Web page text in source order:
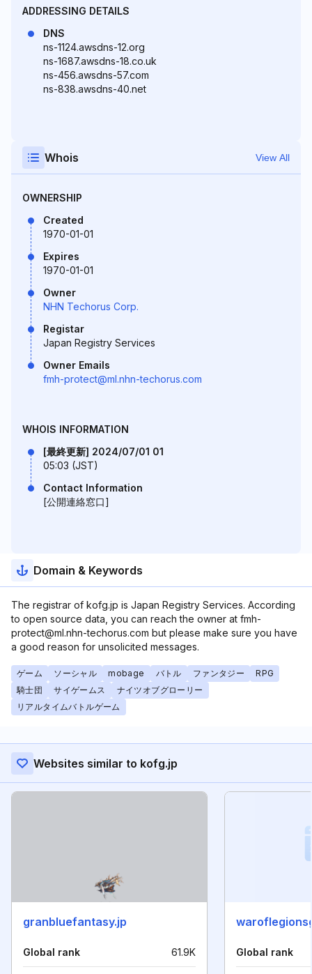
ADDRESSING DETAILS
DNS
ns-1124.awsdns-12.org
ns-1687.awsdns-18.co.uk
ns-456.awsdns-57.com
ns-838.awsdns-40.net
Whois View All
OWNERSHIP
Created
1970-01-01
Expires
1970-01-01
Owner
NHN Techorus Corp.
Registar
Japan Registry Services
Owner Emails
fmh-protect@ml.nhn-techorus.com
WHOIS INFORMATION
[最終更新] 2024/07/01 01
05:03 (JST)
Contact Information
[公開連絡窓口]
Domain & Keywords
The registrar of kofg.jp is Japan Registry Services. According
to open source data, you can reach the owner at fmh-
protect@ml.nhn-techorus.com but please make sure you have
a good reason for unsolicited messages.
ゲーム ソーシャル mobage バトル ファンタジー
RPG
騎士団
サイゲームス
ナイツオブグローリー
リアルタイムバトルゲーム
Websites similar to kofg.jp
granbluefantasy.jp
Global rank 61.9K Global rank